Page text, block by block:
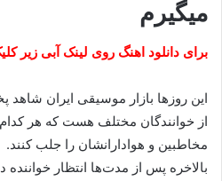
میگیرم
برای دانلود اهنگ روی لینک آبی زیر
این روزها بازار موسیقی ایران شاهد
از خوانندگان مختلف هست که هر
مخاطبین و هوادارانشان را جلب کنند.
بالاخره پس از مدت‌ها انتظار